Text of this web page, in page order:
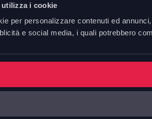
i cookie
per personalizzare contenuti ed
e social media, i quali potrebbero